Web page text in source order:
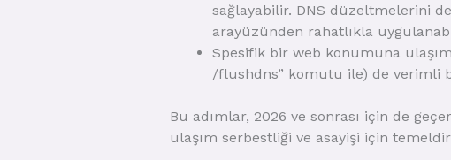
sağlayabilir. DNS düzeltmelerini
arayüzünden rahatlıkla
Spesifik bir web konumuna
/flushdns” komutu ile) de verimli
Bu adımlar, 2026 ve sonrası için de
ulaşım serbestliği ve asayişi için